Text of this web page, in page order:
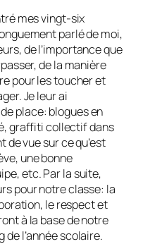
mes vingt-six
parlé de moi,
de l’importance que
de la manière
pour les toucher et
Je leur ai
place: blogues en
graffiti collectif dans
de vue sur ce qu’est
une bonne
etc. Par la suite,
pour notre classe: la
le respect et
à la base de notre
l’année scolaire.